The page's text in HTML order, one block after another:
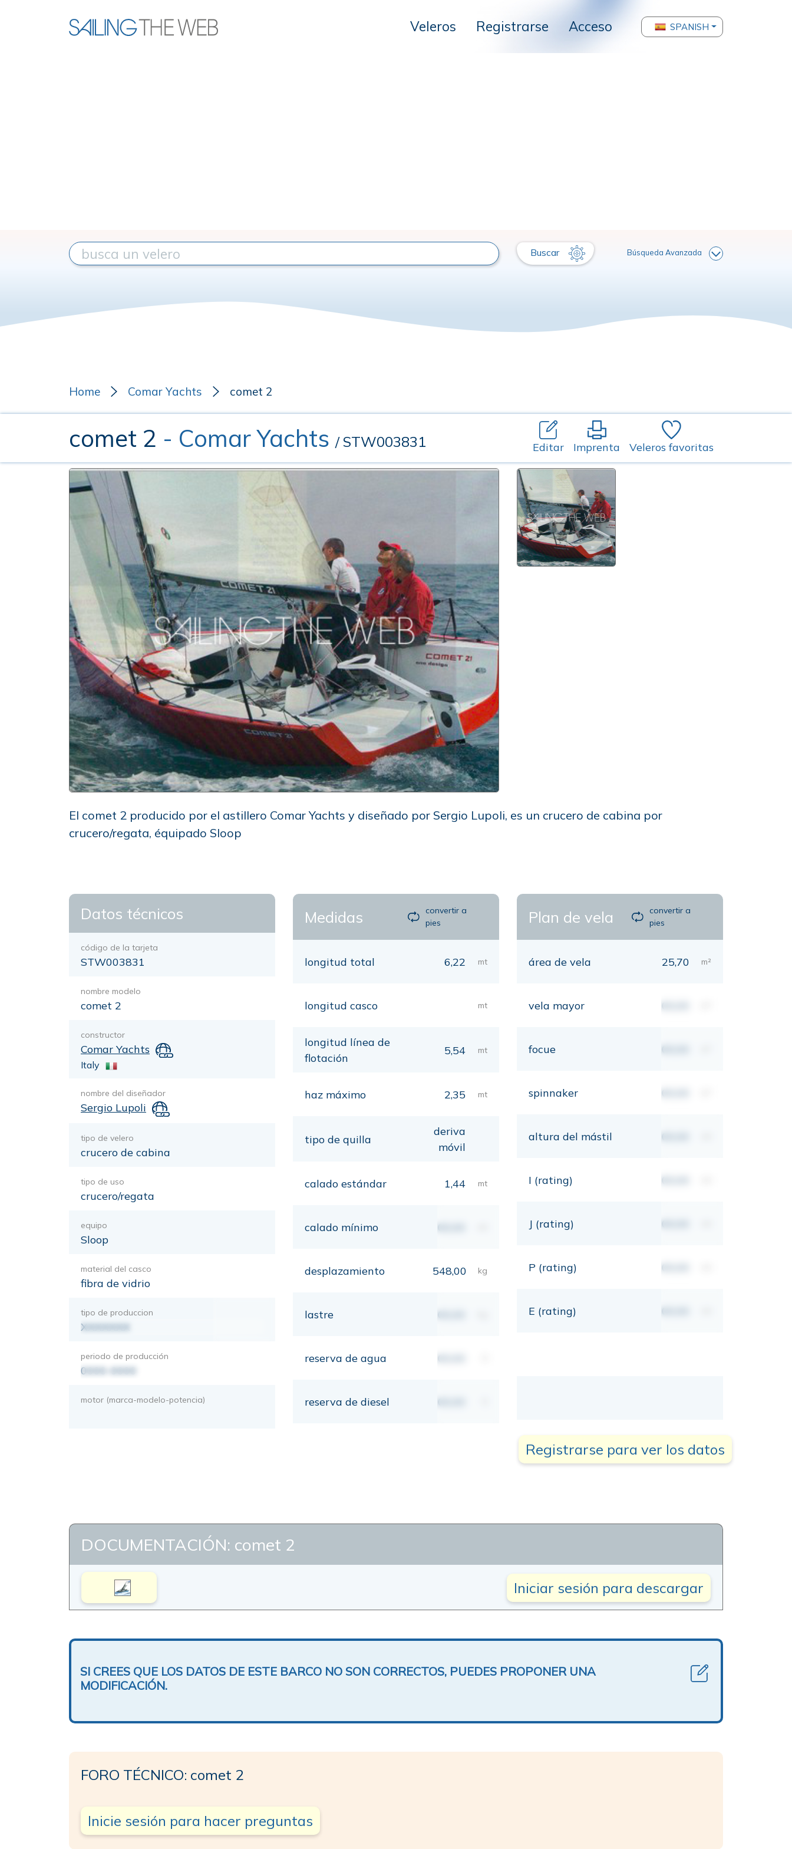
Veleros Registrarse Acceso SPANISH
Buscar Búsqueda Avanzada
Home Comar Yachts comet 2
comet 2 - Comar Yachts / STW003831 Editar Imprenta Veleros favoritas
El comet 2 producido por el astillero Comar Yachts y diseñado por Sergio Lupoli, es un crucero de cabina por
crucero/regata, équipado Sloop
Datos técnicos
código de la tarjeta
STW003831
nombre modelo
comet 2
constructor
Comar Yachts
Italy
nombre del diseñador
Sergio Lupoli
tipo de velero
crucero de cabina
tipo de uso
crucero/regata
equipo
Sloop
material del casco
fibra de vidrio
tipo de produccion
XXXXXXX
periodo de producción
0000-0000
motor (marca-modelo-potencia)
Medidas
convertir a
pies
longitud total 6,22 mt
longitud casco mt
longitud línea de
flotación
5,54 mt
haz máximo 2,35 mt
tipo de quilla
deriva
móvil
calado estándar 1,44 mt
calado mínimo 00,00
desplazamiento 548,00 kg
lastre 00,00
reserva de agua 00,00
reserva de diesel 00,00
Plan de vela
convertir a
pies
área de vela 25,70 m²
vela mayor 00,00
focue 00,00
spinnaker 00,00
altura del mástil 00,00
I (rating) 00,00
J (rating) 00,00
P (rating) 00,00
E (rating) 00,00
Registrarse para ver los datos
DOCUMENTACIÓN: comet 2
Iniciar sesión para descargar
SI CREES QUE LOS DATOS DE ESTE BARCO NO SON CORRECTOS, PUEDES PROPONER UNA
MODIFICACIÓN.
FORO TÉCNICO: comet 2
Inicie sesión para hacer preguntas